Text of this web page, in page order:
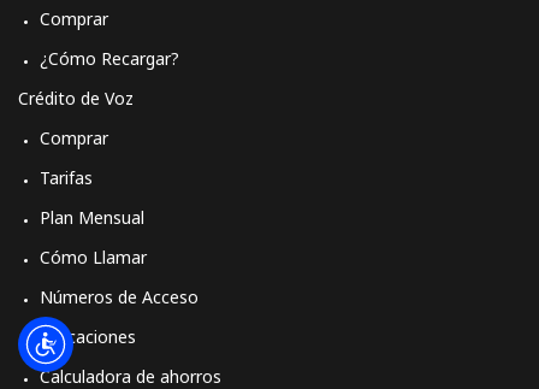
Comprar
¿Cómo Recargar?
Crédito de Voz
Comprar
Tarifas
Plan Mensual
Cómo Llamar
Números de Acceso
Aplicaciones
Calculadora de ahorros